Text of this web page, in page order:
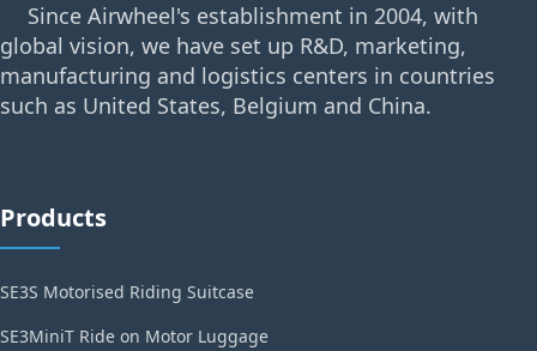
Since Airwheel's establishment in 2004, with
global vision, we have set up R&D, marketing,
manufacturing and logistics centers in countries
such as United States, Belgium and China.
Products
SE3S Motorised Riding Suitcase
SE3MiniT Ride on Motor Luggage